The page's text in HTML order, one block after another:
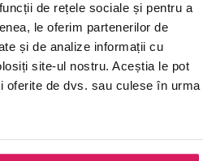
de rețele sociale și pentru a
le oferim partenerilor de
și de analize informații cu
site-ul nostru. Aceștia le pot
oferite de dvs. sau culese în urma
se mănâncă,
e atât de
lumea în două tabere
pot concepe un mic dejun
toți ceilalți — ca...